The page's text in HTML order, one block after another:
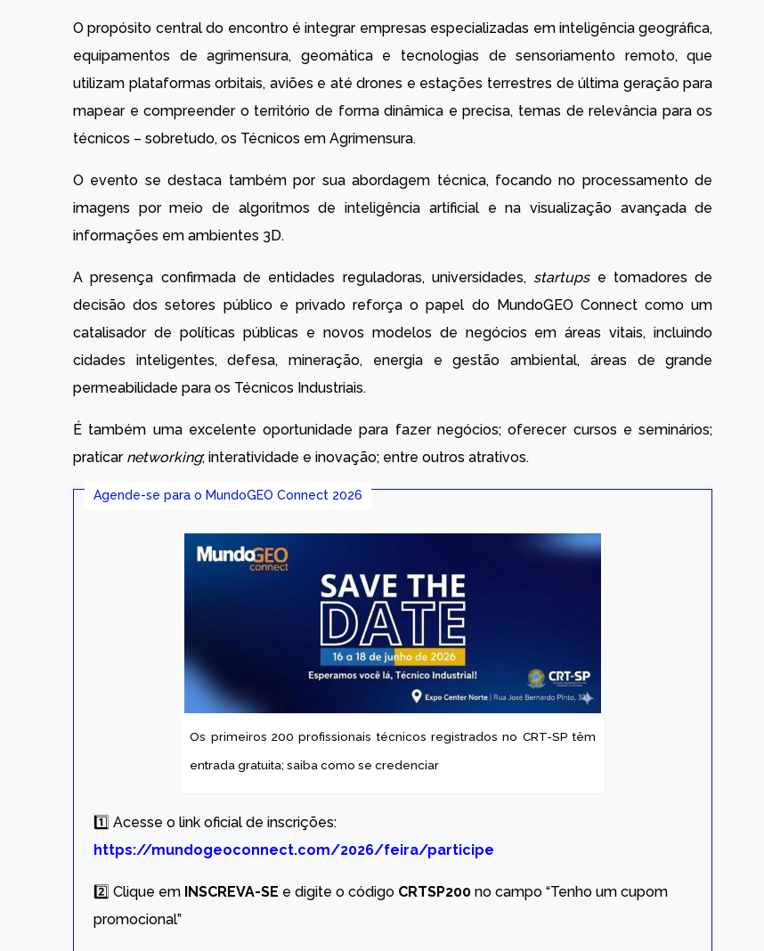
O propósito central do encontro é integrar empresas especializadas em inteligência geográfica,
equipamentos de agrimensura, geomática e tecnologias de sensoriamento remoto, que
utilizam plataformas orbitais, aviões e até drones e estações terrestres de última geração para
mapear e compreender o território de forma dinâmica e precisa, temas de relevância para os
técnicos – sobretudo, os Técnicos em Agrimensura.
O evento se destaca também por sua abordagem técnica, focando no processamento de
imagens por meio de algoritmos de inteligência artificial e na visualização avançada de
informações em ambientes 3D.
A presença confirmada de entidades reguladoras, universidades, startupse tomadores de
decisão dos setores público e privado reforça o papel do MundoGEO Connect como um
catalisador de políticas públicas e novos modelos de negócios em áreas vitais, incluindo
cidades inteligentes, defesa, mineração, energia e gestão ambiental, áreas de grande
permeabilidade para os Técnicos Industriais.
É também uma excelente oportunidade para fazer negócios; oferecer cursos e seminários;
praticar networking; interatividade e inovação; entre outros atrativos.
Agende-se para o MundoGEO Connect 2026
Os primeiros 200 profissionais técnicos registrados no CRT-SP têm
entrada gratuita; saiba como se credenciar
1️⃣ Acesse o link oficial de inscrições:
https://mundogeoconnect.com/2026/feira/participe
2️⃣ Clique em INSCREVA-SE e digite o código CRTSP200 no campo “Tenho um cupom
promocional”